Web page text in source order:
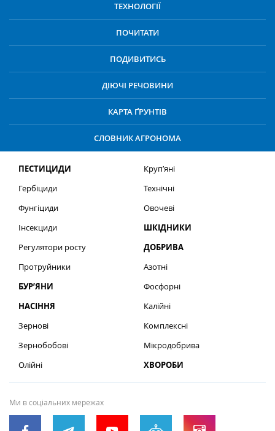
ТЕХНОЛОГІЇ
ПОЧИТАТИ
ПОДИВИТИСЬ
ДІЮЧІ РЕЧОВИНИ
КАРТА ҐРУНТІВ
СЛОВНИК АГРОНОМА
ПЕСТИЦИДИ
Гербіциди
Фунгіциди
Інсекциди
Регулятори росту
Протруйники
БУР’ЯНИ
НАСІННЯ
Зернові
Зернобобові
Олійні
Круп’яні
Технічні
Овочеві
ШКІДНИКИ
ДОБРИВА
Азотні
Фосфорні
Калійні
Комплексні
Мікродобрива
ХВОРОБИ
Ми в соціальних мережах